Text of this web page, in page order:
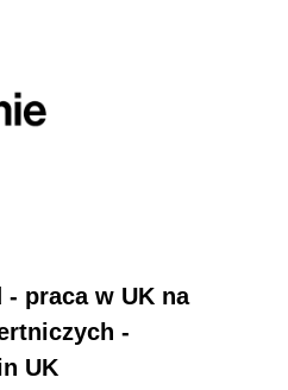
- praca w UK na
-
UK